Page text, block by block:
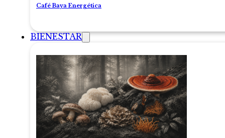
Café Baya Energética
BIENESTAR